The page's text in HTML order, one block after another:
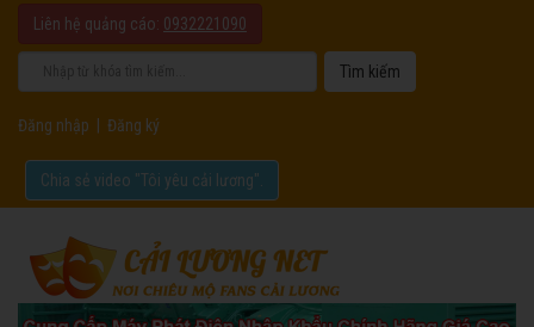
Liên hệ quảng cáo: 0932221090
Đăng nhập Đăng ký
Chia sẻ video "Tôi yêu cải lương".